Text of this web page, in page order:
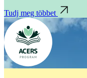
Tudj meg többet